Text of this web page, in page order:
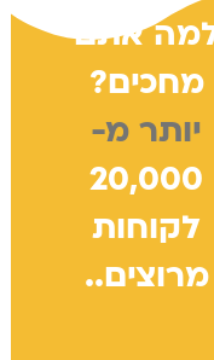
אתם
מחכים?
יותר מ-
20,000
לקוחות
מרוצים..